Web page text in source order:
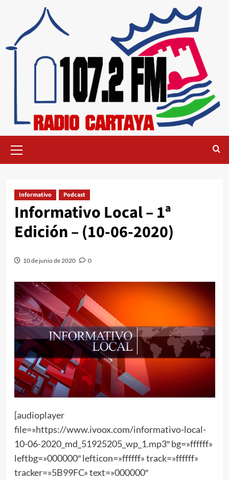
Informativo Podcast
Informativo Local – 1ª
Edición – (10-06-2020)
10 de junio de 2020 0
[audioplayer
file=»https://www.ivoox.com/informativo-local-
10-06-2020_md_51925205_wp_1.mp3″ bg=»ffffff»
leftbg=»000000″ lefticon=»ffffff» track=»ffffff»
tracker=»5B99FC» text=»000000″